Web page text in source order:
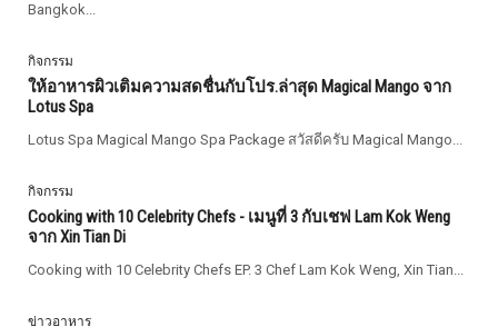
Bangkok...
กิจกรรม
ให้อาหารผิวเติมความสดชื่นกับโปร.ล่าสุด Magical Mango จาก
Lotus Spa
Lotus Spa Magical Mango Spa Package สวัสดีครับ Magical Mango...
กิจกรรม
Cooking with 10 Celebrity Chefs - เมนูที่ 3 กับเชฟ Lam Kok Weng
จาก Xin Tian Di
Cooking with 10 Celebrity Chefs EP. 3 Chef Lam Kok Weng, Xin Tian...
ข่าวอาหาร